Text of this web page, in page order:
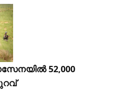
52,000